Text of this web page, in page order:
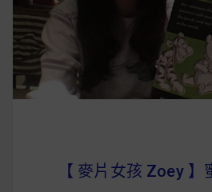
健身重訓菜單
2020 年最新蛋白粉終
清楚！
【 麥片女孩 Zoey